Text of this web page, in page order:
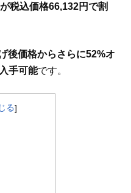
税込価格66,132円で割
後価格からさらに52%オ
手可能です。
る]